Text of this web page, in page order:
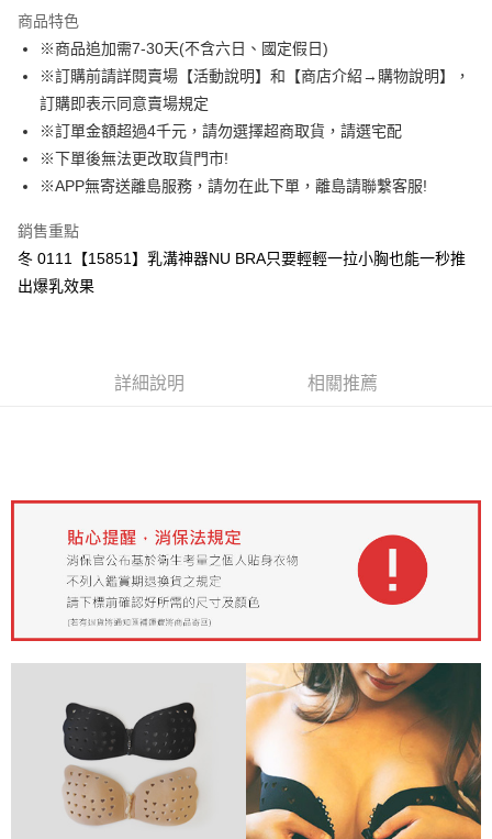
Apple Pay
街口支付
悠遊付
AFTEE先享後付
相關說明
AFTEE先享後付是「在收到商品之後才付款」的支付方式。 讓您購物簡單
便利好安心！
１．簡單：不需註冊會員、不需綁卡、不需儲值。
２．便利：只要手機號碼，簡訊認證，即可結帳。
１．於結帳方式選擇「AFTEE先享後付」後，將跳轉至「AFTEE先享後付」
結帳頁面，進行簡訊認證並確認金額後，即可完成結帳。
※ 交易是否成功請以「AFTEE先享後付 」之結帳頁面顯示為準，若有關於
是否繳費成功／繳費後需取消欲退款等相關疑問，請聯繫「AFTEE先享後付
客戶支援中心」 https://netprotections.freshdesk.com/support/home
【注意事項】
２．關於個人資料處理事宜，請瀏覽以下網址：
https://aftee.tw/terms/#terms3
３．未成年的使用者請事先徵得法定代理人或監護人之同意方可使用
「AFTEE先享後付」，若未經同意申辦者引起之損失，本公司不負相關責
４．使用「AFTEE先享後付」時，將依據個別帳號之用戶狀況，依本公司即
時審查核予不同之上限額度；若仍有額度不足之情形，本公司將視審查結果
請求用戶進行身份認證。
ATM付款
運送方式
付款後全家取貨
付款後7-11取貨
每筆NT$85，滿NT$1,000(含以上)免運費
每筆NT$85，滿NT$1,000(含以上)免運費
商品特色
※商品追加需7-30天(不含六日、國定假日)
※訂購前請詳閱賣場【活動說明】和【商店介紹→購物說明】，
訂購即表示同意賣場規定
※訂單金額超過4千元，請勿選擇超商取貨，請選宅配
※下單後無法更改取貨門市!
※APP無寄送離島服務，請勿在此下單，離島請聯繫客服!
銷售重點
冬 0111【15851】乳溝神器NU BRA只要輕輕一拉小胸也能一秒推
出爆乳效果
詳細說明 相關推薦